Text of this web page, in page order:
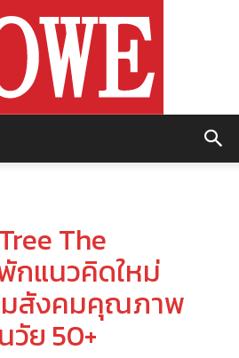
The
กแนวคิดใหม่
มสังคมคุณภาพ
วัย 50+